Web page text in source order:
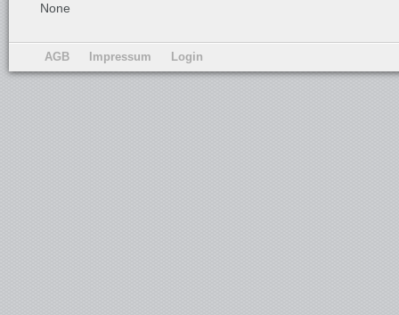
None
AGB Impressum Login